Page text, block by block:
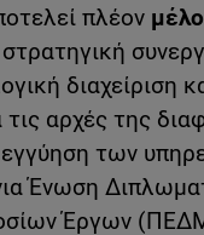
πλέον
στρατηγική
διαχείριση
αρχές της
των
Ένωση
Έργων